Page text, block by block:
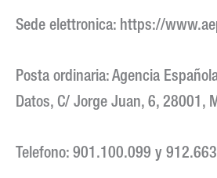
Sede elettronica: https://
Posta ordinaria: Agencia
Datos, C/ Jorge Juan, 6, 28001,
Telefono: 901.100.099 y